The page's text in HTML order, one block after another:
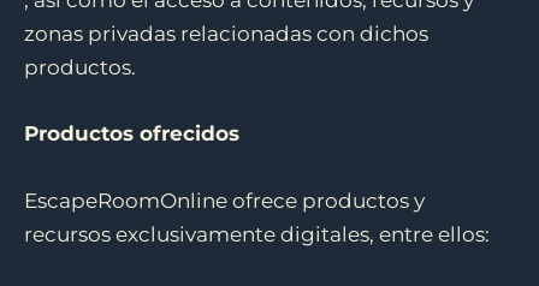
zonas privadas relacionadas con dichos
productos.
Productos ofrecidos
EscapeRoomOnline ofrece productos y
recursos exclusivamente digitales, entre ellos: